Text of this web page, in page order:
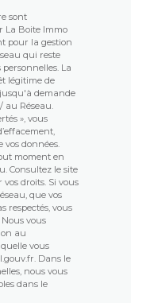
sont
La Boite Immo
pour la gestion
qui reste
La
légitime de
demande
au Réseau.
», vous
données.
moment en
Consultez le site
droits. Si vous
que vos
respectés, vous
vous
au
vous
. Dans le
nous vous
dans le